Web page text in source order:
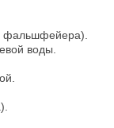
фальшфейера).
воды.